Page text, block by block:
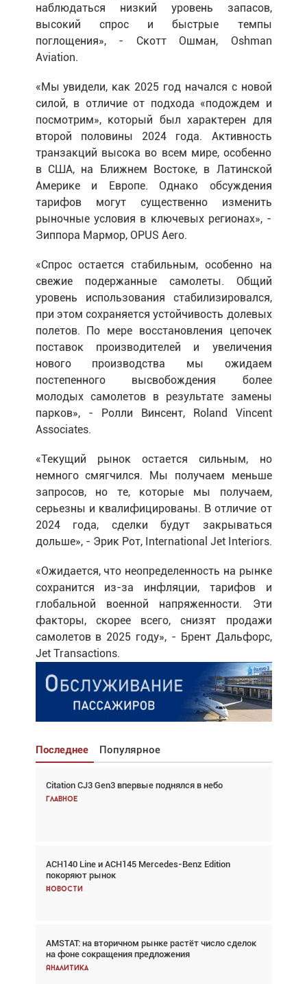
наблюдаться низкий уровень запасов,
высокий спрос и быстрые темпы
поглощения», - Скотт Ошман, Oshman
Aviation.
«Мы увидели, как 2025 год начался с новой
силой, в отличие от подхода «подождем и
посмотрим», который был характерен для
второй половины 2024 года. Активность
транзакций высока во всем мире, особенно
в США, на Ближнем Востоке, в Латинской
Америке и Европе. Однако обсуждения
тарифов могут существенно изменить
рыночные условия в ключевых регионах», -
Зиппора Мармор, OPUS Aero.
«Спрос остается стабильным, особенно на
свежие подержанные самолеты. Общий
уровень использования стабилизировался,
при этом сохраняется устойчивость долевых
полетов. По мере восстановления цепочек
поставок производителей и увеличения
нового производства мы ожидаем
постепенного высвобождения более
молодых самолетов в результате замены
парков», - Ролли Винсент, Roland Vincent
Associates.
«Текущий рынок остается сильным, но
немного смягчился. Мы получаем меньше
запросов, но те, которые мы получаем,
серьезны и квалифицированы. В отличие от
2024 года, сделки будут закрываться
дольше», - Эрик Рот, International Jet Interiors.
«Ожидается, что неопределенность на рынке
сохранится из-за инфляции, тарифов и
глобальной военной напряженности. Эти
факторы, скорее всего, снизят продажи
самолетов в 2025 году», - Брент Дальфорс,
Jet Transactions.
Последнее Популярное
Citation CJ3 Gen3 впервые поднялся в небо
Главное
ACH140 Line и ACH145 Mercedes-Benz Edition
покоряют рынок
Новости
AMSTAT: на вторичном рынке растёт число сделок
на фоне сокращения предложения
Аналитика
Взгляд с высоты: тандем вертолётов и БПЛА в
спасательных операциях
Авиационный фотограф Дэйв Кох: «Фотография
говорит сама за себя... а ИИ всё портит»
Новости
В городах чемпионата мира наблюдался подъём,
хотя общий трафик снизился
Аналитика